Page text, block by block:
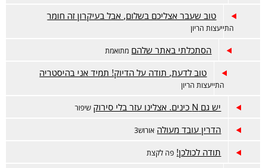
טוב שעבר אצליכם בשלום, אבל בעיקרון זה חומר
התייעצות הריון
הסתכלתי באתר שלהם מתואמת
טוב לדעת, תודה על הדיוק! תמיד אני בהיסטריה
התייעצות הריון
יש גם N כינים. אצלינו עזר בלי סירוק שיפור
הדרין עובד מעולה אורוש3
תודה לכולכן! פה לקצת